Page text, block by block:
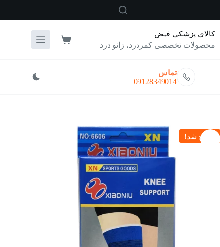
کالای پزشکی فیض
محصولات تخصصی کمردرد، زانو درد
سبد
تماس
09128349014
حراج شد!